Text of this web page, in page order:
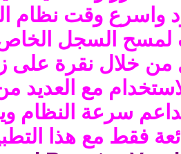
واسرع وقت نظام
لمسح السجل
خلال نقرة على
مع العديد
سرعة النظام
فقط مع هذا